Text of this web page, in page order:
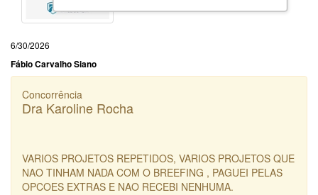
6/30/2026
Fábio Carvalho Siano
Concorrência
Dra Karoline Rocha
VARIOS PROJETOS REPETIDOS, VARIOS PROJETOS QUE
NAO TINHAM NADA COM O BREEFING , PAGUEI PELAS
OPCOES EXTRAS E NAO RECEBI NENHUMA.